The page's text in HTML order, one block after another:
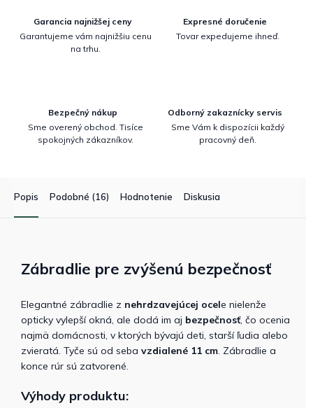
Garancia najnižšej ceny
Garantujeme vám najnižšiu cenu
na trhu.
Expresné doručenie
Tovar expedujeme ihneď.
Bezpečný nákup
Sme overený obchod. Tisíce
spokojných zákazníkov.
Odborný zakaznícky servis
Sme Vám k dispozícii každý
pracovný deň.
Popis Podobné (16) Hodnotenie Diskusia
Zábradlie pre zvýšenú bezpečnosť
Elegantné zábradlie z nehrdzavejúcej ocele nielenže
opticky vylepší okná, ale dodá im aj bezpečnosť , čo ocenia
najmä domácnosti, v ktorých bývajú deti, starší ľudia alebo
zvieratá. Tyče sú od seba vzdialené 11 cm . Zábradlie a
konce rúr sú zatvorené.
Výhody produktu: